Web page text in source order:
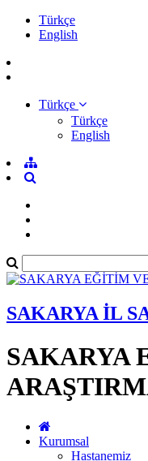
Türkçe
English
Türkçe
Türkçe
English
SAKARYA İL
SAKARYA
Kurumsal
Hastanemiz